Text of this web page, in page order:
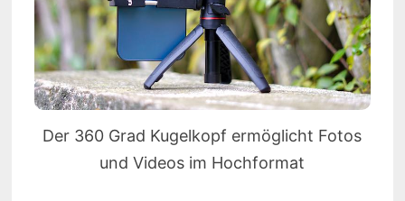
Der 360 Grad Kugelkopf ermöglicht Fotos
und Videos im Hochformat